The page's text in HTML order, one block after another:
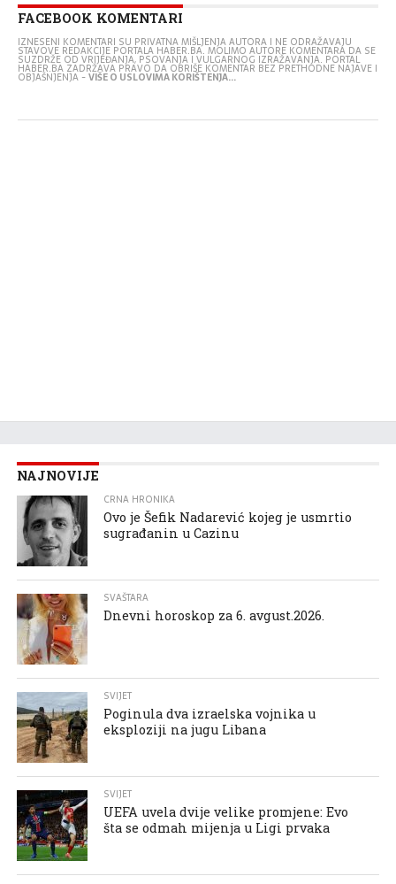
FACEBOOK KOMENTARI
IZNESENI KOMENTARI SU PRIVATNA MIŠLJENJA AUTORA I NE ODRAŽAVAJU
STAVOVE REDAKCIJE PORTALA HABER.BA. MOLIMO AUTORE KOMENTARA DA SE
SUZDRŽE OD VRIJEĐANJA, PSOVANJA I VULGARNOG IZRAŽAVANJA. PORTAL
HABER.BA ZADRŽAVA PRAVO DA OBRIŠE KOMENTAR BEZ PRETHODNE NAJAVE I
OBJAŠNJENJA -VIŠE O USLOVIMA KORIŠTENJA...
NAJNOVIJE
CRNA HRONIKA
Ovo je Šefik Nadarević kojeg je usmrtio
sugrađanin u Cazinu
SVAŠTARA
Dnevni horoskop za 6. avgust.2026.
SVIJET
Poginula dva izraelska vojnika u
eksploziji na jugu Libana
SVIJET
UEFA uvela dvije velike promjene: Evo
šta se odmah mijenja u Ligi prvaka